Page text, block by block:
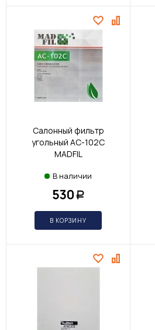
Салонный фильтр
угольный AC-102C
MADFIL
В наличии
530 Р
В КОРЗИНУ